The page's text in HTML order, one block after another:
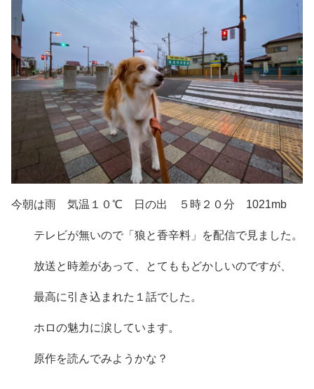
今朝は雨 気温１０℃ 日の出 ５時２０分 1021mb
テレビが無いので「狼と香辛料」を配信で見ました。
放送と時差があって、とてももどかしいのですが、
最高に引き込まれた１話でした。
ホロの魅力に涙しています。
原作を読んでみようかな？